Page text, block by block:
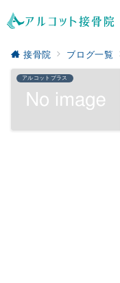
接骨院 ブログ一覧
アルコットプラス